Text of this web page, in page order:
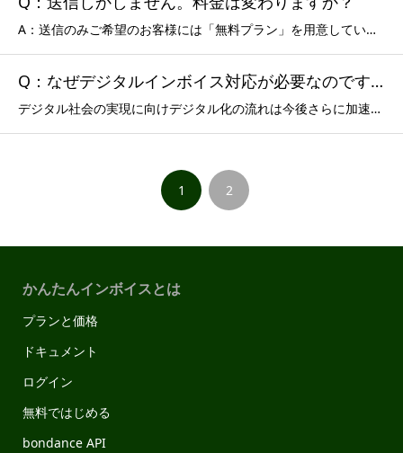
A：送信のみご希望のお客様には「無料プラン」を用意しています。詳しくは「プランと価格」を参照下さい。
Q：なぜデジタルインボイス対応が必要なのですか？
デジタル社会の実現に向けデジタル化の流れは今後さらに加速します。ざっくりまとめると、デジタル化とは情報をデータとして保存・送受信・共有することです。現状、そのデータを可視化する一つの手段がPDFです。現在、請求書送受信のほとんどがPDFのメール添付か紙の請求書の郵送で行われています。しかし、作成し
1 2
かんたんインボイスとは
プランと価格
ドキュメント
ログイン
無料ではじめる
bondance API